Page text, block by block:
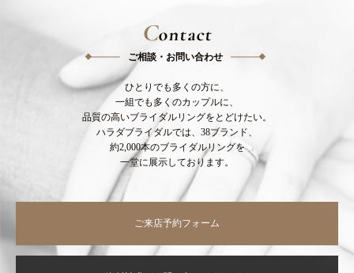
Contact
ご相談・お問い合わせ
ひとりでも多くの方に、
一組でも多くのカップルに、
品質の高いブライダルリングをとどけたい。
ハラダブライダルでは、38ブランド、
約2,000本のブライダルリングを
一堂に展示しております。
ご来店予約フォーム